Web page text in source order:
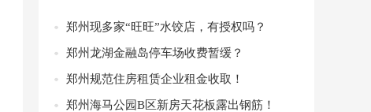
郑州现多家“旺旺”水饺店，有授权吗？
郑州龙湖金融岛停车场收费暂缓？
郑州规范住房租赁企业租金收取！
郑州海马公园B区新房天花板露出钢筋！